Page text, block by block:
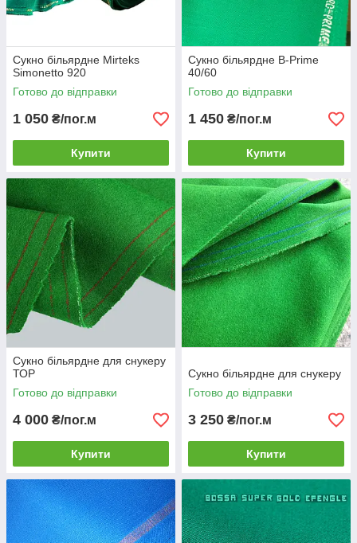
Сукно більярдне Mirteks
Simonetto 920
Готово до відправки
1 050 ₴/пог.м
Купити
Сукно більярдне B-Prime
40/60
Готово до відправки
1 450 ₴/пог.м
Купити
Сукно більярдне для снукеру
ТОР
Готово до відправки
4 000 ₴/пог.м
Купити
Сукно більярдне для снукеру
Готово до відправки
3 250 ₴/пог.м
Купити